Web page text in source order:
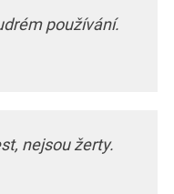
používání.
nejsou žerty.